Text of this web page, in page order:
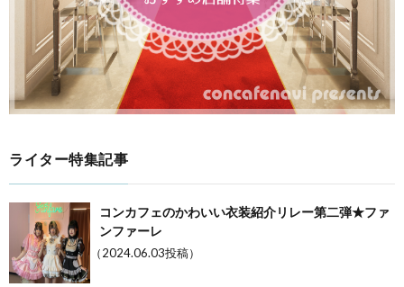
ライター特集記事
コンカフェのかわいい衣装紹介リレー第二弾★ファ
ンファーレ
（2024.06.03投稿）